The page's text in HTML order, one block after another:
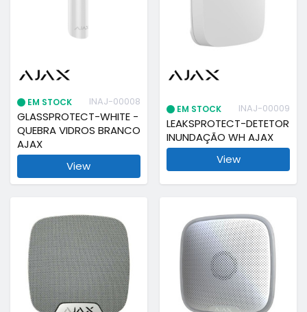
EM STOCK INAJ-00008
GLASSPROTECT-WHITE -
QUEBRA VIDROS BRANCO
AJAX
View
EM STOCK INAJ-00009
LEAKSPROTECT-DETETOR
INUNDAÇÃO WH AJAX
View